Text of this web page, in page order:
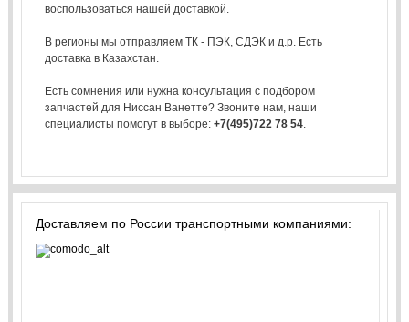
воспользоваться нашей доставкой.
В регионы мы отправляем ТК - ПЭК, СДЭК и д.р. Есть
доставка в Казахстан.
Есть сомнения или нужна консультация с подбором
запчастей для Ниссан Ванетте? Звоните нам, наши
специалисты помогут в выборе: +7(495)722 78 54.
Доставляем по России транспортными компаниями: